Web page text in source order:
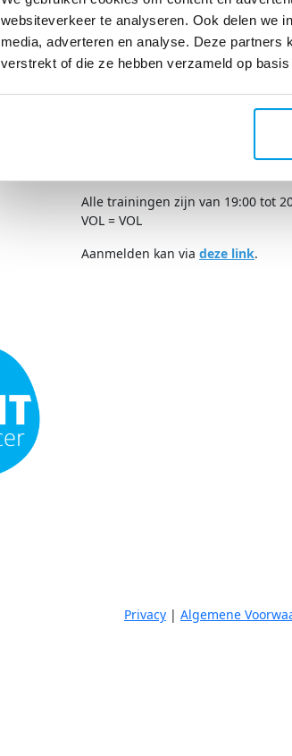
websiteverkeer te analyseren. Ook delen we
media, adverteren en analyse. Deze partners
verstrekt of die ze hebben verzameld op
Hoogenband.
Locatie: Buitenbad IJzeren Man
Donderdag 4 juni
Locatie: Buitenbad IJzeren Man
Alle trainingen zijn van 19:00 tot
VOL = VOL
Aanmelden kan via deze link.
Privacy | Algemene